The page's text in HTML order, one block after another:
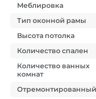
Меблировка
Тип оконной рамы
Высота потолка
Количество спален
Количество ванных
комнат
Отремонтированный